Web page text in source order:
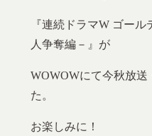
『連続ドラマW ゴー
人争奪編－』が
WOWOWにて今秋放
た。
お楽しみに！